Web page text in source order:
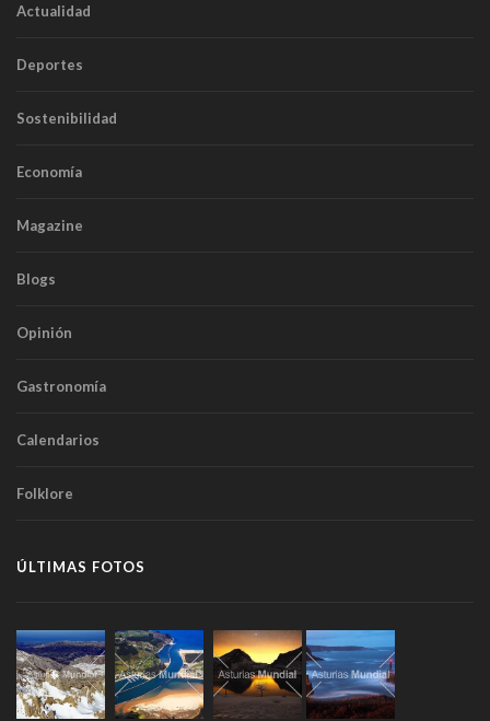
Actualidad
Deportes
Sostenibilidad
Economía
Magazine
Blogs
Opinión
Gastronomía
Calendarios
Folklore
ÚLTIMAS FOTOS